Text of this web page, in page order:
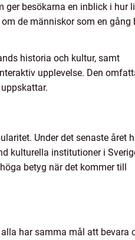
ger besökarna en inblick i hur
de människor som en gång
historia och kultur, samt
upplevelse. Den
Under det senaste året
kulturella institutioner i
betyg när det kommer till
har samma mål att bevara